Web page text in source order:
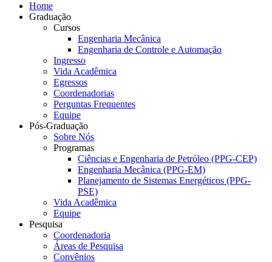
Home
Graduação
Cursos
Engenharia Mecânica
Engenharia de Controle e Automação
Ingresso
Vida Acadêmica
Egressos
Coordenadorias
Perguntas Frequentes
Equipe
Pós-Graduação
Sobre Nós
Programas
Ciências e Engenharia de Petróleo (PPG-CEP)
Engenharia Mecânica (PPG-EM)
Planejamento de Sistemas Energéticos (PPG-
PSE)
Vida Acadêmica
Equipe
Pesquisa
Coordenadoria
Áreas de Pesquisa
Convênios